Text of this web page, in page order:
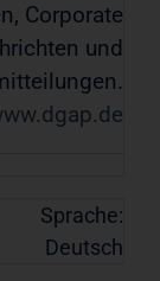
Corporate
und
Sprache:
Deutsch